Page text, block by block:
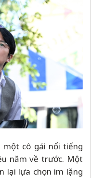
một cô gái nổi tiếng
năm về trước. Một
lại lựa chọn im lặng